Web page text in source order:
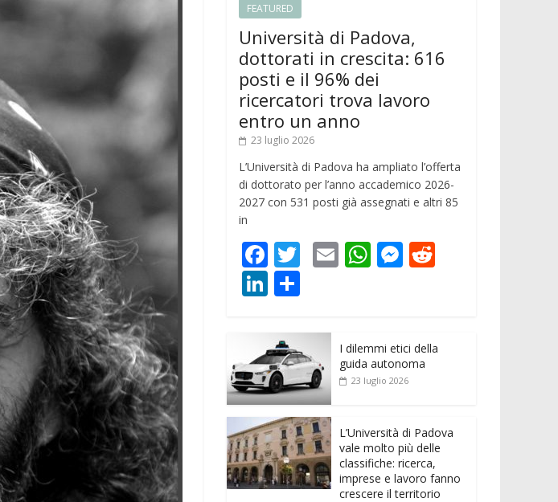
FEATURED
Università di Padova,
dottorati in crescita: 616
posti e il 96% dei
ricercatori trova lavoro
entro un anno
23 luglio 2026
L’Università di Padova ha ampliato l’offerta
di dottorato per l’anno accademico 2026-
2027 con 531 posti già assegnati e altri 85
in
F
ac
e
b
o
o
k
T
er
E W
A
p
M
n
g
t
Li
k
e
dI
n
n
di
vi
di
I dilemmi etici della
guida autonoma
23 luglio 2026
L’Università di Padova
vale molto più delle
classifiche: ricerca,
imprese e lavoro fanno
crescere il territorio